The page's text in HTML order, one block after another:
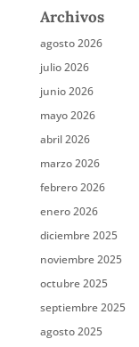
Archivos
agosto 2026
julio 2026
junio 2026
mayo 2026
abril 2026
marzo 2026
febrero 2026
enero 2026
diciembre 2025
noviembre 2025
octubre 2025
septiembre 2025
agosto 2025